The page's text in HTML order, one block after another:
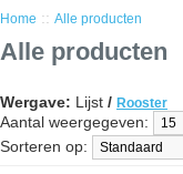
Home :: Alle producten
Alle producten
Wergave: Lijst / Rooster
Aantal weergegeven:
Sorteren op: